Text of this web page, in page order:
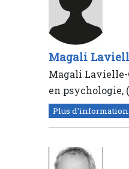
Magali
Magali Lavielle-
en psychologie,
Plus